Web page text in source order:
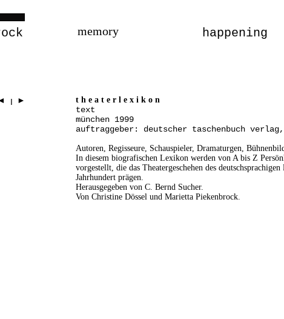
memory happening
t h e a t e r l e x i k o n
text
münchen 1999
auftraggeber: deutscher taschenbuch verlag,
Autoren, Regisseure, Schauspieler, Dramaturgen,
In diesem biografischen Lexikon werden von A bis Z
vorgestellt, die das Theatergeschehen des
Jahrhundert prägen.
Herausgegeben von C. Bernd Sucher.
Von Christine Dössel und Marietta Piekenbrock.
►
I